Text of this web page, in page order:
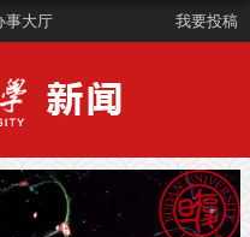
事大厅 我要投稿